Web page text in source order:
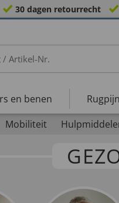
30 dagen retourrecht
en benen Rugpijn
Mobiliteit